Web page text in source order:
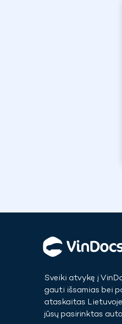
Sveiki atvykę į
gauti išsamias bei
ataskaitas Lietuvoje
jūsų pasirinktas